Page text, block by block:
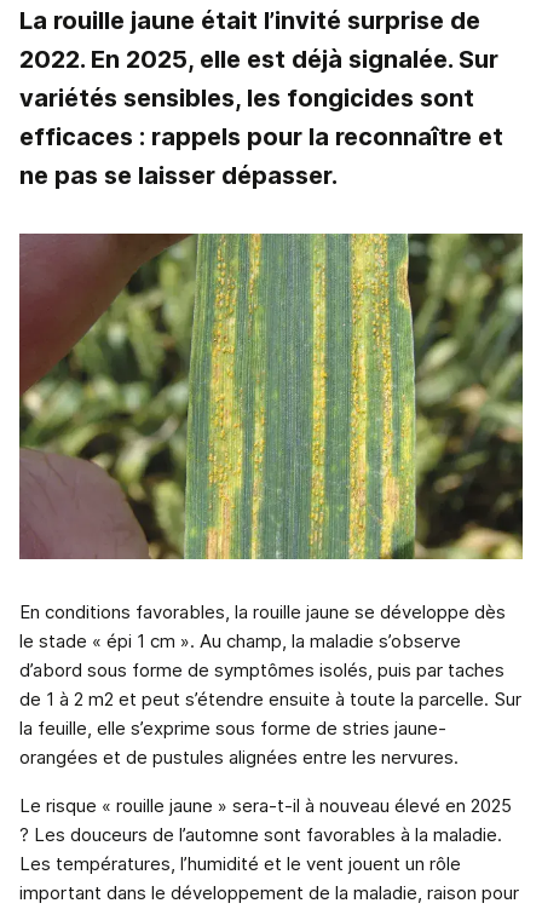
La rouille jaune était l’invité surprise de
2022. En 2025, elle est déjà signalée. Sur
variétés sensibles, les fongicides sont
efficaces : rappels pour la reconnaître et
ne pas se laisser dépasser.
En conditions favorables, la rouille jaune se développe dès
le stade « épi 1 cm ». Au champ, la maladie s’observe
d’abord sous forme de symptômes isolés, puis par taches
de 1 à 2 m2 et peut s’étendre ensuite à toute la parcelle. Sur
la feuille, elle s’exprime sous forme de stries jaune-
orangées et de pustules alignées entre les nervures.
Le risque « rouille jaune » sera-t-il à nouveau élevé en 2025
? Les douceurs de l’automne sont favorables à la maladie.
Les températures, l’humidité et le vent jouent un rôle
important dans le développement de la maladie, raison pour